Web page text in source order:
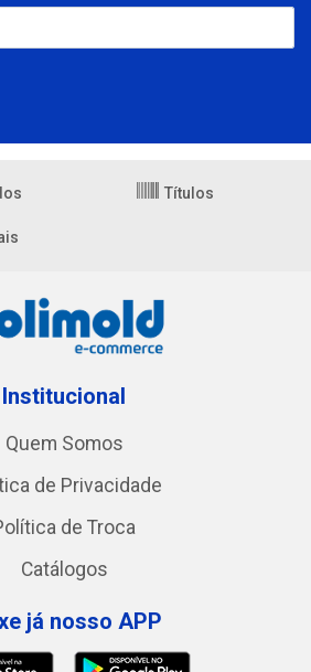
Títulos
Institucional
Quem Somos
de Privacidade
de Troca
Catálogos
já nosso APP